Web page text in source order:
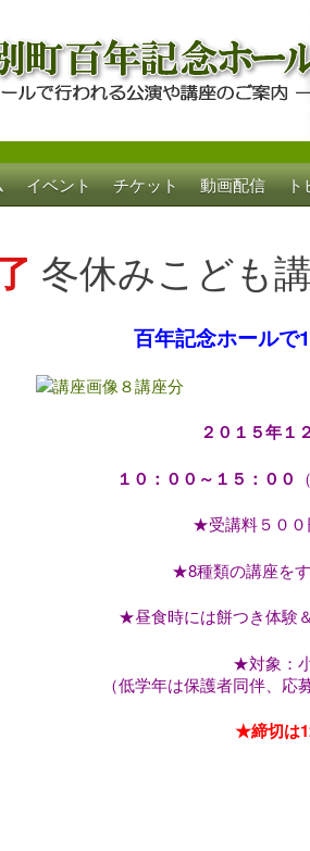
町百年記念ホー
行われる公演や講座のご案内
イベント チケット 動画配信 ト
冬休みこども
百年記念ホールで
２０１５年１
１０：００～１５：００
★受講料５００
★8種類の講座を
★昼食時には餅つき体験
★対象：
（低学年は保護者同伴、応募者
★締切は